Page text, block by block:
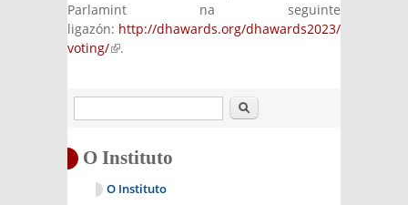
Parlamint na seguinte
ligazón: http://dhawards.org/dhawards2023/
voting/(link is external)
.
Buscar
O Instituto
O Instituto